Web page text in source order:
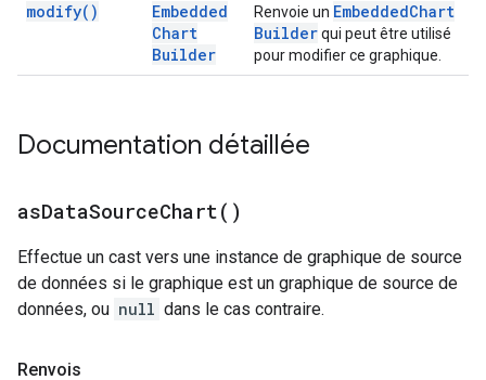
modify( )
Embedded
Chart
Builder
Renvoie un EmbeddedChart
Builderqui peut être utilisé
pour modifier ce graphique.
Documentation détaillée
asDataSourceChart( )
Effectue un cast vers une instance de graphique de source
de données si le graphique est un graphique de source de
données, ou null dans le cas contraire.
Renvois